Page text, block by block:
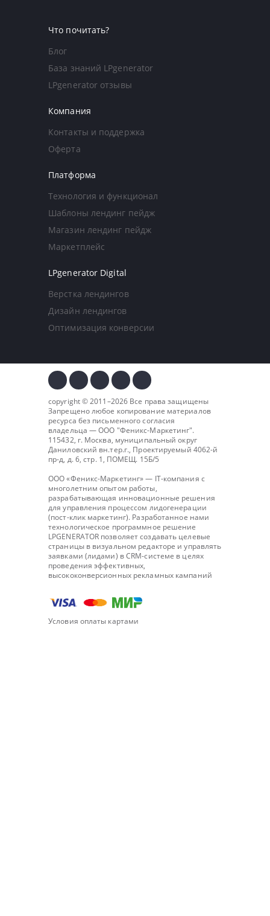
Что почитать?
Блог
База знаний LPgenerator
LPgenerator отзывы
Компания
Контакты и поддержка
Оферта
Платформа
Технология и функционал
Шаблоны лендинг пейдж
Магазин лендинг пейдж
Маркетплейс
LPgenerator Digital
Верстка лендингов
Дизайн лендингов
Оптимизация конверсии
copyright © 2011–2026 Все права защищены
Запрещено любое копирование материалов
ресурса без письменного согласия
владельца — ООО "Феникс-Маркетинг".
115432, г. Москва, муниципальный округ
Даниловский вн.тер.г., Проектируемый 4062-й
пр-д, д. 6, стр. 1, ПОМЕЩ. 15Б/5
ООО «Феникс-Маркетинг» — IT-компания с
многолетним опытом работы,
разрабатывающая инновационные решения
для управления процессом лидогенерации
(пост-клик маркетинг). Разработанное нами
технологическое программное решение
LPGENERATOR позволяет создавать целевые
страницы в визуальном редакторе и управлять
заявками (лидами) в CRM-системе в целях
проведения эффективных,
высококонверсионных рекламных кампаний
Условия оплаты картами